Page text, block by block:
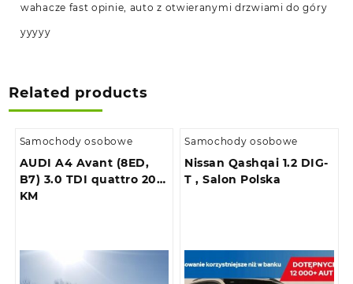
wahacze fast opinie, auto z otwieranymi drzwiami do góry
yyyyy
Related products
Samochody osobowe
AUDI A4 Avant (8ED,
B7) 3.0 TDI quattro 204
KM
Samochody osobowe
Nissan Qashqai 1.2 DIG-
T , Salon Polska